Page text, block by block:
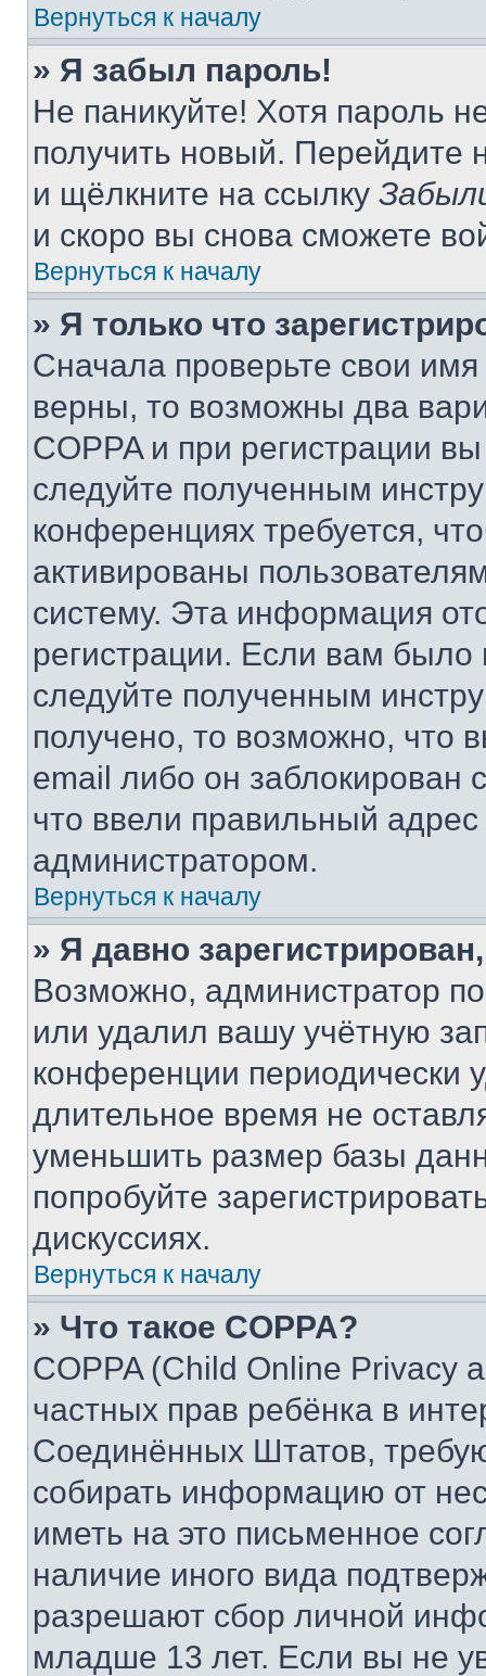
Вернуться к началу
» Я забыл пароль!
Не паникуйте! Хотя пароль
получить новый. Перейдите
и щёлкните на ссылку
и скоро вы снова сможете
Вернуться к началу
» Я только что
Сначала проверьте свои
верны, то возможны два
COPPA и при регистрации
следуйте полученным
конференциях требуется,
активированы
систему. Эта информация
регистрации. Если вам
следуйте полученным
получено, то возможно, что
email либо он
что ввели правильный адрес
администратором.
Вернуться к началу
» Я давно
Возможно, администратор
или удалил вашу учётную
конференции периодически
длительное время не
уменьшить размер базы
попробуйте
дискуссиях.
Вернуться к началу
» Что такое COPPA?
COPPA (Child Online Privacy
частных прав ребёнка в
Соединённых Штатов,
собирать информацию от
иметь на это письменное
наличие иного вида
разрешают сбор личной
младше 13 лет. Если вы не